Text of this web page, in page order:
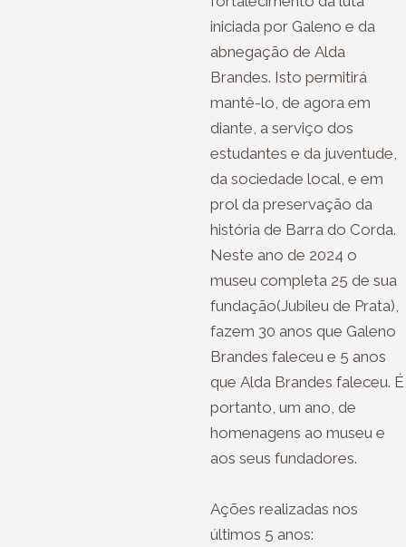
iniciada por Galeno e da
abnegação de Alda
Brandes. Isto permitirá
mantê-lo, de agora em
diante, a serviço dos
estudantes e da juventude,
da sociedade local, e em
prol da preservação da
história de Barra do Corda.
Neste ano de 2024 o
museu completa 25 de sua
fundação(Jubileu de Prata),
fazem 30 anos que Galeno
Brandes faleceu e 5 anos
que Alda Brandes faleceu. É
portanto, um ano, de
homenagens ao museu e
aos seus fundadores.
Ações realizadas nos
últimos 5 anos: